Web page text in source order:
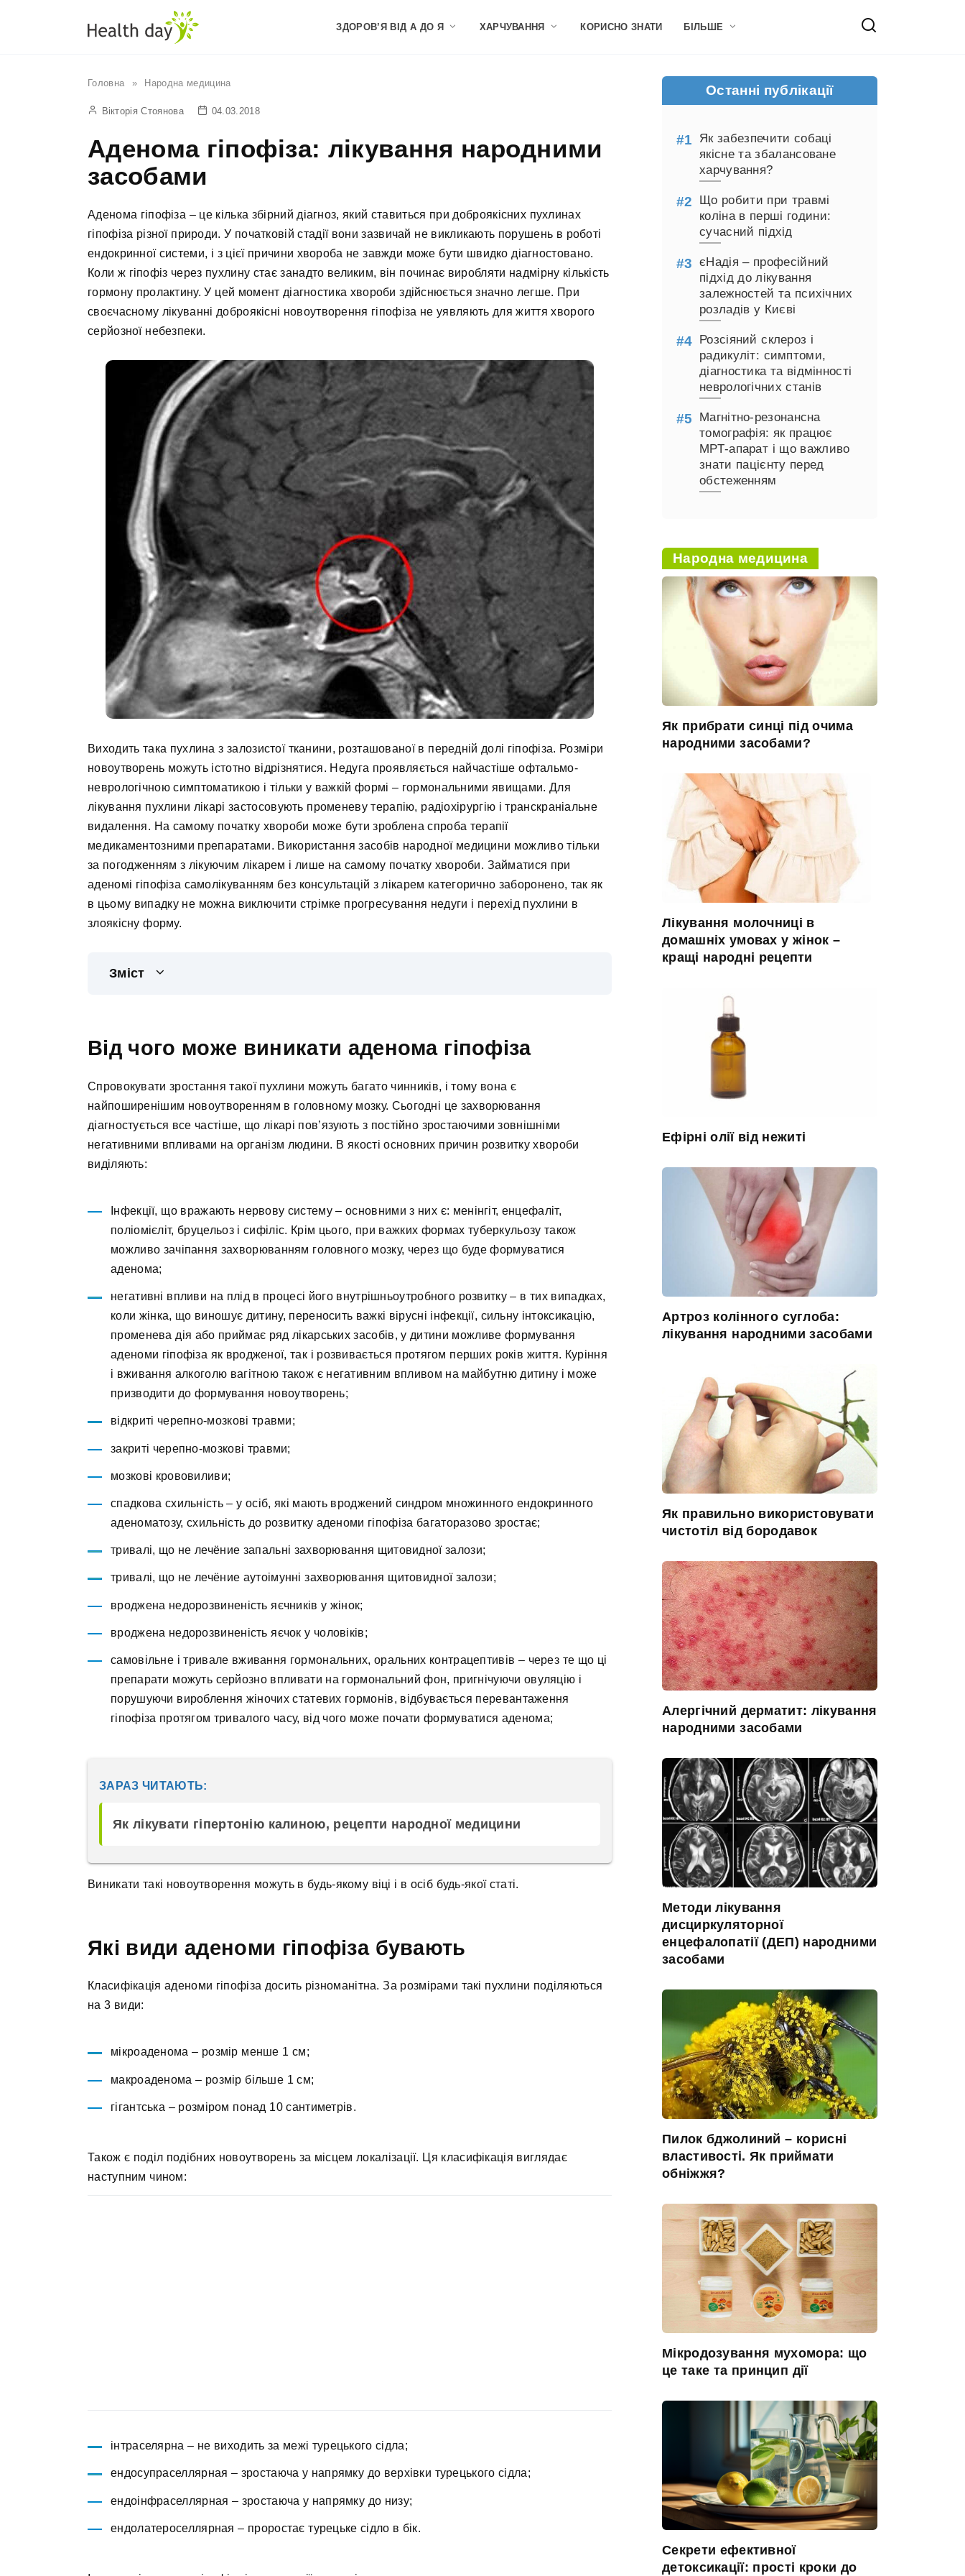
ЗДОРОВ’Я ВІД А ДО Я ХАРЧУВАННЯ КОРИСНО ЗНАТИ БІЛЬШЕ
Головна » Народна медицина
Вікторія Стоянова 04.03.2018
Аденома гіпофіза: лікування народними
засобами
Аденома гіпофіза – це кілька збірний діагноз, який ставиться при доброякісних пухлинах
гіпофіза різної природи. У початковій стадії вони зазвичай не викликають порушень в роботі
ендокринної системи, і з цієї причини хвороба не завжди може бути швидко діагностовано.
Коли ж гіпофіз через пухлину стає занадто великим, він починає виробляти надмірну кількість
гормону пролактину. У цей момент діагностика хвороби здійснюється значно легше. При
своєчасному лікуванні доброякісні новоутворення гіпофіза не уявляють для життя хворого
серйозної небезпеки.
Виходить така пухлина з залозистої тканини, розташованої в передній долі гіпофіза. Розміри
новоутворень можуть істотно відрізнятися. Недуга проявляється найчастіше офтальмо-
неврологічною симптоматикою і тільки у важкій формі – гормональними явищами. Для
лікування пухлини лікарі застосовують променеву терапію, радіохірургію і транскраніальне
видалення. На самому початку хвороби може бути зроблена спроба терапії
медикаментозними препаратами. Використання засобів народної медицини можливо тільки
за погодженням з лікуючим лікарем і лише на самому початку хвороби. Займатися при
аденомі гіпофіза самолікуванням без консультацій з лікарем категорично заборонено, так як
в цьому випадку не можна виключити стрімке прогресування недуги і перехід пухлини в
злоякісну форму.
Зміст
Від чого може виникати аденома гіпофіза
Спровокувати зростання такої пухлини можуть багато чинників, і тому вона є
найпоширенішим новоутворенням в головному мозку. Сьогодні це захворювання
діагностується все частіше, що лікарі пов’язують з постійно зростаючими зовнішніми
негативними впливами на організм людини. В якості основних причин розвитку хвороби
виділяють:
Інфекції, що вражають нервову систему – основними з них є: менінгіт, енцефаліт,
поліомієліт, бруцельоз і сифіліс. Крім цього, при важких формах туберкульозу також
можливо зачіпання захворюванням головного мозку, через що буде формуватися
аденома;
негативні впливи на плід в процесі його внутрішньоутробного розвитку – в тих випадках,
коли жінка, що виношує дитину, переносить важкі вірусні інфекції, сильну інтоксикацію,
променева дія або приймає ряд лікарських засобів, у дитини можливе формування
аденоми гіпофіза як вродженої, так і розвивається протягом перших років життя. Куріння
і вживання алкоголю вагітною також є негативним впливом на майбутню дитину і може
призводити до формування новоутворень;
відкриті черепно-мозкові травми;
закриті черепно-мозкові травми;
мозкові крововиливи;
спадкова схильність – у осіб, які мають вроджений синдром множинного ендокринного
аденоматозу, схильність до розвитку аденоми гіпофіза багаторазово зростає;
тривалі, що не лечёние запальні захворювання щитовидної залози;
тривалі, що не лечёние аутоімунні захворювання щитовидної залози;
вроджена недорозвиненість яєчників у жінок;
вроджена недорозвиненість яєчок у чоловіків;
самовільне і тривале вживання гормональних, оральних контрацептивів – через те що ці
препарати можуть серйозно впливати на гормональний фон, пригнічуючи овуляцію і
порушуючи вироблення жіночих статевих гормонів, відбувається перевантаження
гіпофіза протягом тривалого часу, від чого може почати формуватися аденома;
ЗАРАЗ ЧИТАЮТЬ:
Як лікувати гіпертонію калиною, рецепти народної медицини
Виникати такі новоутворення можуть в будь-якому віці і в осіб будь-якої статі.
Які види аденоми гіпофіза бувають
Класифікація аденоми гіпофіза досить різноманітна. За розмірами такі пухлини поділяються
на 3 види:
мікроаденома – розмір менше 1 см;
макроаденома – розмір більше 1 см;
гігантська – розміром понад 10 сантиметрів.
Також є поділ подібних новоутворень за місцем локалізації. Ця класифікація виглядає
наступним чином:
інтраселярна – не виходить за межі турецького сідла;
ендосупраселлярная – зростаюча у напрямку до верхівки турецького сідла;
ендоінфраселлярная – зростаюча у напрямку до низу;
ендолатероселлярная – проростає турецьке сідло в бік.
Останні публікації
Як забезпечити собаці
якісне та збалансоване
харчування?
Що робити при травмі
коліна в перші години:
сучасний підхід
єНадія – професійний
підхід до лікування
залежностей та психічних
розладів у Києві
Розсіяний склероз і
радикуліт: симптоми,
діагностика та відмінності
неврологічних станів
Магнітно-резонансна
томографія: як працює
МРТ-апарат і що важливо
знати пацієнту перед
обстеженням
Народна медицина
Як прибрати синці під очима
народними засобами?
Лікування молочниці в
домашніх умовах у жінок –
кращі народні рецепти
Ефірні олії від нежиті
Артроз колінного суглоба:
лікування народними засобами
Як правильно використовувати
чистотіл від бородавок
Алергічний дерматит: лікування
народними засобами
Методи лікування
дисциркуляторної
енцефалопатії (ДЕП) народними
засобами
Пилок бджолиний – корисні
властивості. Як приймати
обніжжя?
Мікродозування мухомора: що
це таке та принцип дії
Секрети ефективної
детоксикації: прості кроки до